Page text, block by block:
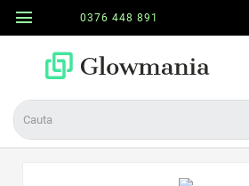
menu 0376 448 891